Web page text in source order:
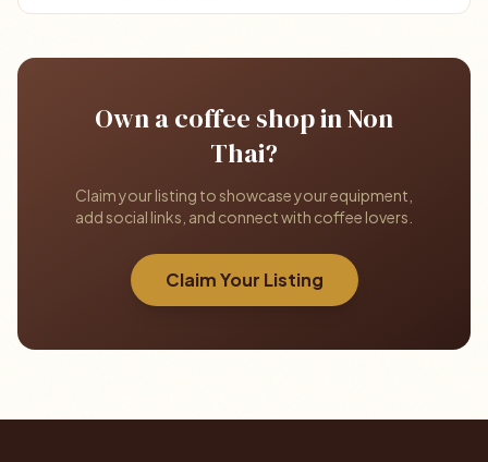
Own a coffee shop in Non
Thai?
Claim your listing to showcase your equipment,
add social links, and connect with coffee lovers.
Claim Your Listing